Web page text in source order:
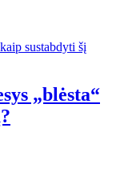
„blėsta“